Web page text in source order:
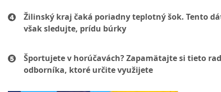
Žilinský kraj čaká poriadny teplotný šok. Tento
však sledujte, prídu búrky
Športujete v horúčavách? Zapamätajte si tieto
odborníka, ktoré určite využijete